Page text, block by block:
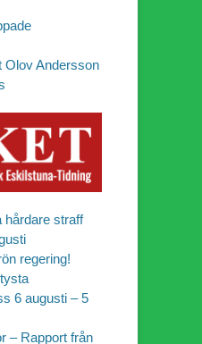
Olov Andersson
hårdare straff
regering!
6 augusti – 5
– Rapport från